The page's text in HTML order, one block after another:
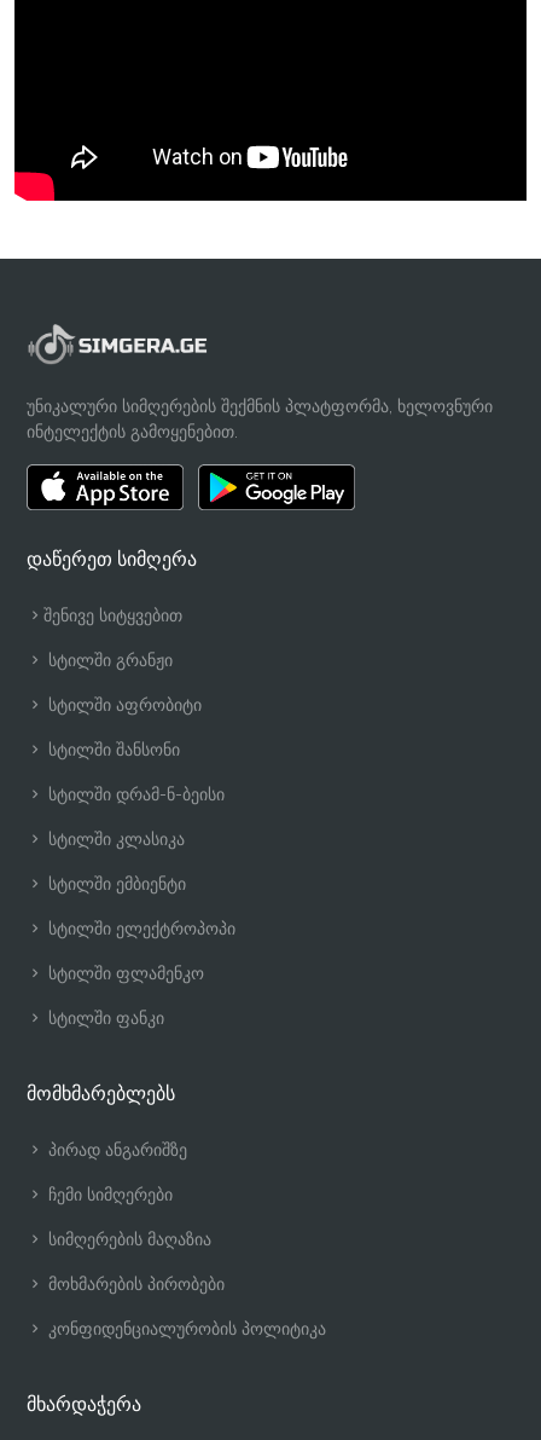
უნიკალური სიმღერების შექმნის პლატფორმა, ხელოვნური
ინტელექტის გამოყენებით.
დაწერეთ სიმღერა
შენივე სიტყვებით
სტილში გრანჟი
სტილში აფრობიტი
სტილში შანსონი
სტილში დრამ-ნ-ბეისი
სტილში კლასიკა
სტილში ემბიენტი
სტილში ელექტროპოპი
სტილში ფლამენკო
სტილში ფანკი
მომხმარებლებს
პირად ანგარიშზე
ჩემი სიმღერები
სიმღერების მაღაზია
მოხმარების პირობები
კონფიდენციალურობის პოლიტიკა
მხარდაჭერა